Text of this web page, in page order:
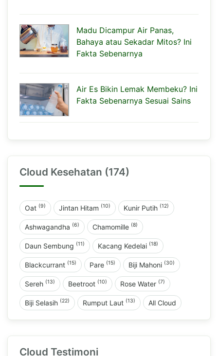
Madu Dicampur Air Panas,
Bahaya atau Sekadar Mitos? Ini
Fakta Sebenarnya
Air Es Bikin Lemak Membeku? Ini
Fakta Sebenarnya Sesuai Sains
Cloud Kesehatan (174)
Oat (9) Jintan Hitam (10) Kunir Putih (12)
Ashwagandha (6) Chamomille (8)
Daun Sembung (11) Kacang Kedelai (18)
Blackcurrant (15) Pare (15) Biji Mahoni (30)
Sereh (13) Beetroot (10) Rose Water (7)
Biji Selasih (22) Rumput Laut (13) All Cloud
Cloud Testimoni